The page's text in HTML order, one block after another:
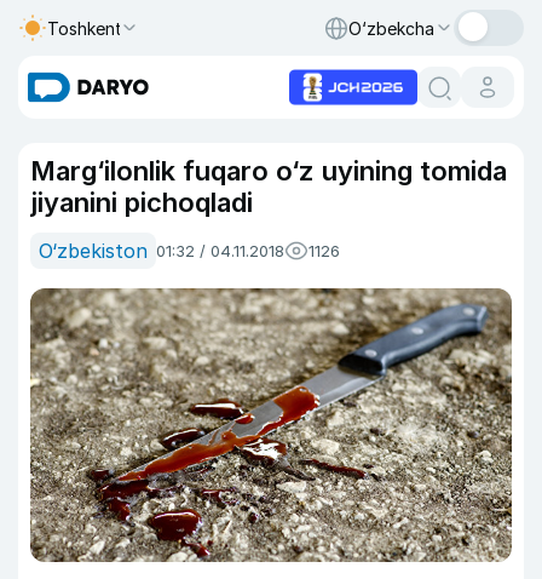
Toshkent O‘zbekcha
Marg‘ilonlik fuqaro o‘z uyining tomida
jiyanini pichoqladi
O‘zbekiston 01:32 / 04.11.2018 1126